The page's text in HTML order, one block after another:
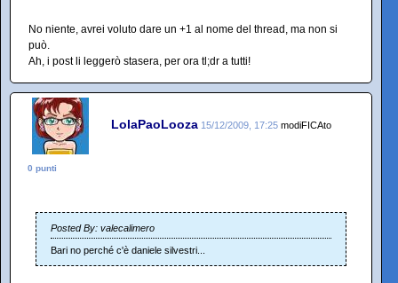
No niente, avrei voluto dare un +1 al nome del thread, ma non si
può.
Ah, i post li leggerò stasera, per ora tl;dr a tutti!
LolaPaoLooza 15/12/2009, 17:25 modiFICAto
0 punti
Posted By: valecalimero
Bari no perché c'è daniele silvestri...